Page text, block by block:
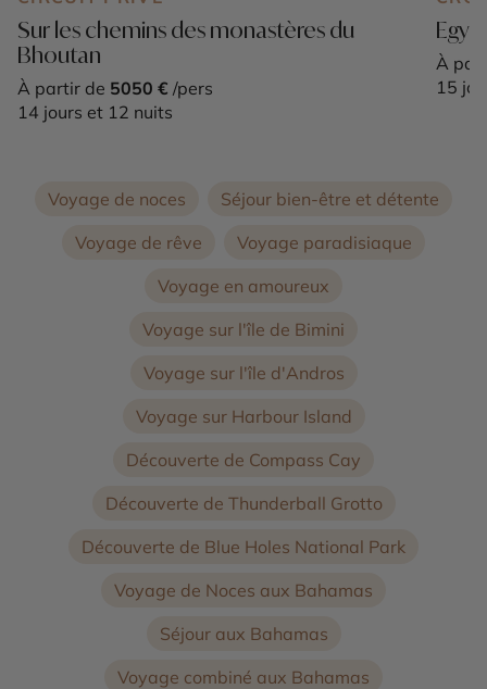
Sur les chemins des monastères du
Bhoutan
À partir de 5050 € /pers
14 jours et 12 nuits
À
15
Voyage de noces
Séjour bien-être et détente
Voyage de rêve
Voyage paradisiaque
Voyage en amoureux
Voyage sur l'île de Bimini
Voyage sur l'île d'Andros
Voyage sur Harbour Island
Découverte de Compass Cay
Découverte de Thunderball Grotto
Découverte de Blue Holes National Park
Voyage de Noces aux Bahamas
Séjour aux Bahamas
Voyage combiné aux Bahamas